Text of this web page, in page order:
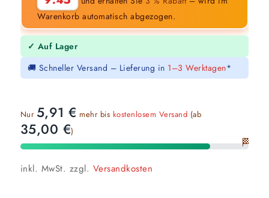
Warenkorb automatisch abgezogen.
✓ Auf Lager
🚚 Schneller Versand – Lieferung in 1–3 Werktagen*
Nur 5,91€ mehr bis kostenlosem Versand (ab
35,00 €)
🏁
inkl. MwSt. zzgl. Versandkosten